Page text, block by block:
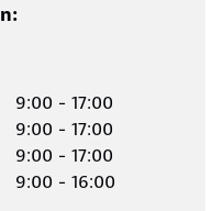
9:00 - 17:00
9:00 - 17:00
9:00 - 17:00
9:00 - 16:00